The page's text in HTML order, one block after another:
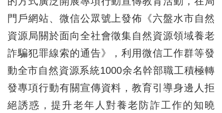
門戶網站、微信公眾號上發佈《六盤水市自然
資源局關於面向全社會徵集自然資源領域養老
詐騙犯罪線索的通告》，利用微信工作群等發
動全市自然資源系統1000余名幹部職工積極轉
發專項行動有關宣傳資料，教育引導身邊人拒
絕誘惑，提升老年人對養老防詐工作的知曉